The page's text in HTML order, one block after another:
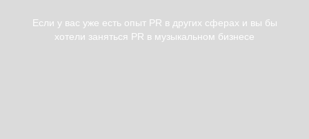
Если у вас уже есть опыт PR в других сферах и вы бы
хотели заняться PR в музыкальном бизнесе